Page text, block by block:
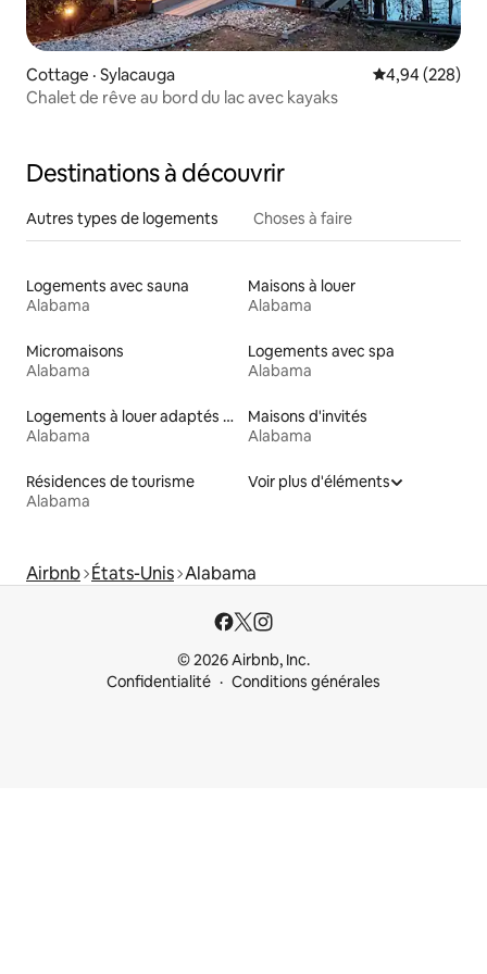
Cottage · Sylacauga Note
4,94 (228)
Chalet de rêve au bord du lac avec kayaks
Destinations à découvrir
Autres types de logements Choses à faire
Logements avec sauna
Alabama
Maisons à louer
Alabama
Micromaisons
Alabama
Logements avec spa
Alabama
Logements à louer adaptés aux animaux
Alabama
Maisons d'invités
Alabama
Résidences de tourisme
Alabama
Voir plus d'éléments
Airbnb États-Unis Alabama
© 2026 Airbnb, Inc.
Confidentialité
Conditions générales